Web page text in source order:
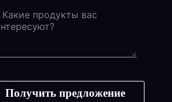
Получить предложение